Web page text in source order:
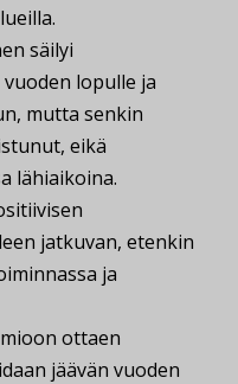
säilyi
lopulle ja
mutta senkin
eikä
lähiaikoina.
jatkuvan, etenkin
ja
ottaen
jäävän vuoden